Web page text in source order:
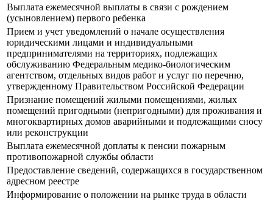
Выплата ежемесячной выплаты в связи с рождением
(усыновлением) первого ребенка
Прием и учет уведомлений о начале осуществления
юридическими лицами и индивидуальными
предпринимателями на территориях, подлежащих
обслуживанию Федеральным медико-биологическим
агентством, отдельных видов работ и услуг по перечню,
утвержденному Правительством Российской Федерации
Признание помещений жилыми помещениями, жилых
помещений пригодными (непригодными) для проживания и
многоквартирных домов аварийными и подлежащими сносу
или реконструкции
Выплата ежемесячной доплаты к пенсии пожарным
противопожарной службы области
Предоставление сведений, содержащихся в государственном
адресном реестре
Информирование о положении на рынке труда в области